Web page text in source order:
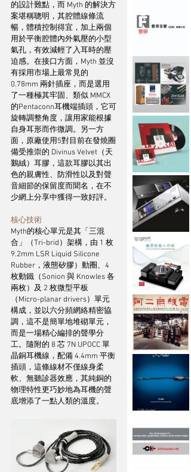
的設計難點，而 Myth 的解決方
案堪稱聰明，其腔體線條流
暢，體積控制得宜，加上兩個
用於平衡腔體內外氣壓的小型
氣孔，有效減輕了入耳時的壓
迫感。在接口方面，Myth 並沒
有採用市場上最常見的
0.78mm 兩針插座，而是選用
了一種極其牢固、類似 MMCX
的Pentaconn耳機端插頭，它可
旋轉調整角度，讓用家能根據
自身耳形而作微調。另一方
面，原廠使用5對目前在發燒圈
備受推崇的 Divinus Velvet（天
鵝絨）耳膠，這款耳膠以其出
色的親膚性、防滑性以及對聲
音細節的保留度而聞名，在不
少網上分享中獲得一致好評。
核心技術
Myth的核心單元是其「三混
合」（Tri-brid）架構，由 1 枚
9.2mm LSR Liquid Silicone
Rubber，液態矽膠）動圈、4
枚動鐵（Sonion 與 Knowles 各
兩枚）及 2 枚微型平板
（Micro-planar drivers）單元
構成，並以六分頻網絡精密協
調，這不是簡單地堆砌單元，
而是一場精心編排的聲學分
工。隨附的 8 芯 7N UPOCC 單
晶銅耳機線，配備 4.4mm 平衡
插頭，這條線材不僅線身柔
軟、無聽診器效應，其純銅的
物理特性更巧妙地為耳機的聲
底增添了一點人類的溫度。